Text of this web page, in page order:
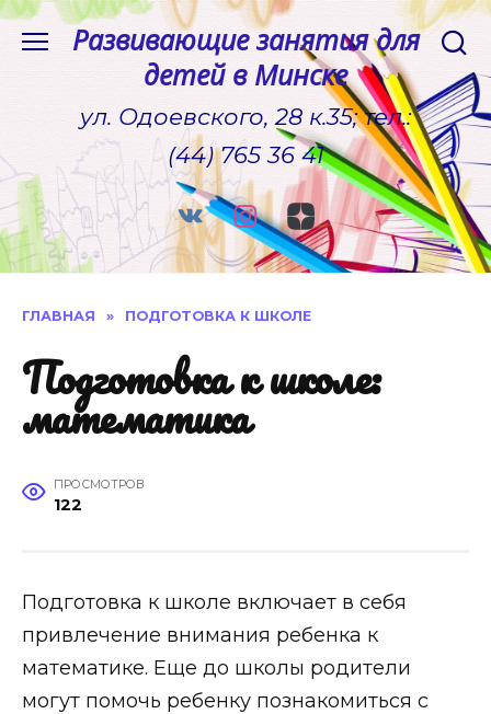
Перейти
Развивающие занятия для
детей в Минске
ул. Одоевского, 28 к.35; тел.:
(44) 765 36 41
ГЛАВНАЯ » ПОДГОТОВКА К ШКОЛЕ
Подготовка к школе:
математика
ПРОСМОТРОВ
122
Подготовка к школе включает в себя
привлечение внимания ребенка к
математике. Еще до школы родители
могут помочь ребенку познакомиться с